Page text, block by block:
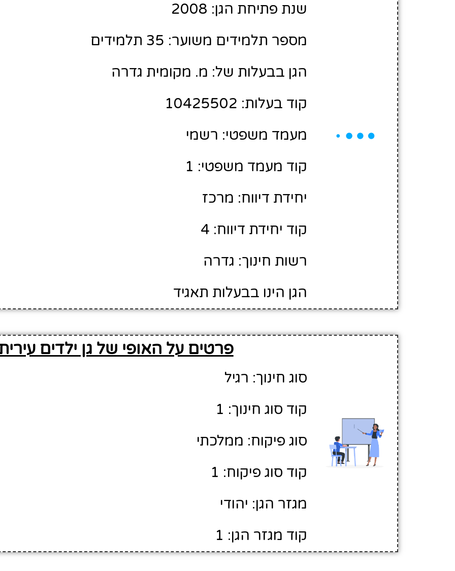
שנת פתיחת הגן: 2008
מספר תלמידים משוער: 35 תלמידים
הגן בבעלות של: מ. מקומית גדרה
קוד בעלות: 10425502
מעמד משפטי: רשמי
קוד מעמד משפטי: 1
יחידת דיווח: מרכז
קוד יחידת דיווח: 4
רשות חינוך: גדרה
הגן הינו בבעלות תאגיד
פרטים על האופי של גן ילדים
סוג חינוך: רגיל
קוד סוג חינוך: 1
סוג פיקוח: ממלכתי
קוד סוג פיקוח: 1
מגזר הגן: יהודי
קוד מגזר הגן: 1